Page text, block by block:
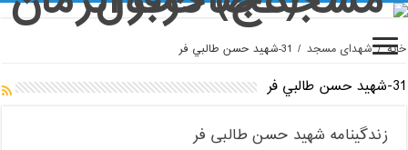
خانه / شهدای مسجد / 31-شهيد حسن طالبي ‏فر
31-شهيد حسن طالبي ‏فر
زندگینامه شهید حسن طالبی فر